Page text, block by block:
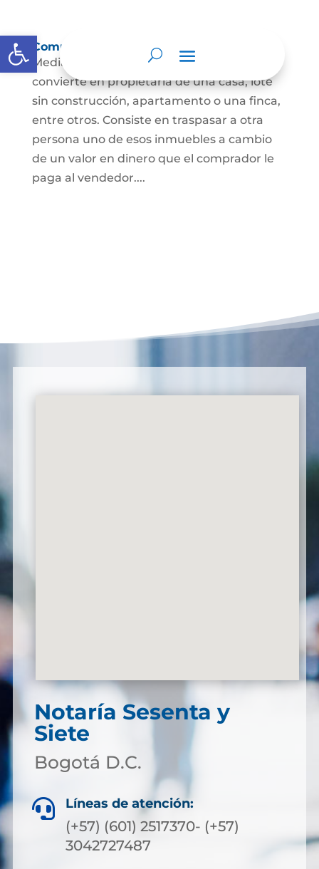
Abrir barra de herramientas
Compraventa de inmuebles
Mediante este contrato, una persona se
convierte en propietaria de una casa, lote
sin construcción, apartamento o una finca,
entre otros. Consiste en traspasar a otra
persona uno de esos inmuebles a cambio
de un valor en dinero que el comprador le
paga al vendedor....
Notaría Sesenta y
Siete
Bogotá D.C.
 Líneas de atención:
(+57) (601) 2517370- (+57)
3042727487